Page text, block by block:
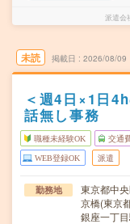
派遣会
未読 掲載日 2026/08/09
＜週4日×1日
話無し事務
職種未経験OK 交通
WEB登録OK 派遣
勤務地
東京都中
京橋(東京
銀座一丁